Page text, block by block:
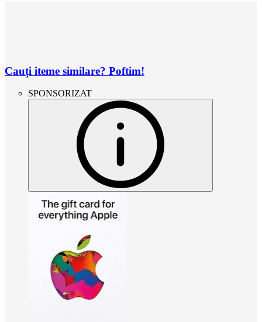
Cauți iteme similare? Poftim!
SPONSORIZAT